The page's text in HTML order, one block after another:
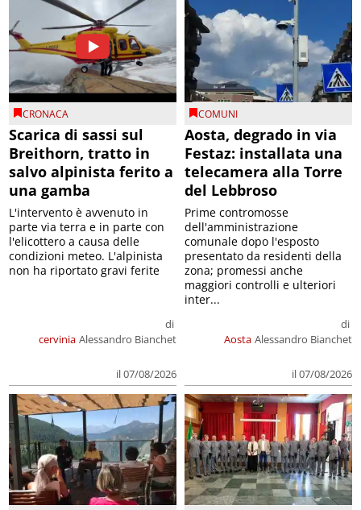
CRONACA
Scarica di sassi sul
Breithorn, tratto in
salvo alpinista ferito a
una gamba
cervinia
di
Alessandro Bianchet
il 07/08/2026
L'intervento è avvenuto in
parte via terra e in parte con
l'elicottero a causa delle
condizioni meteo. L'alpinista
non ha riportato gravi ferite
COMUNI
Aosta, degrado in via
Festaz: installata una
telecamera alla Torre
del Lebbroso
Aosta
di
Alessandro Bianchet
il 07/08/2026
Prime contromosse
dell'amministrazione
comunale dopo l'esposto
presentato da residenti della
zona; promessi anche
maggiori controlli e ulteriori
inter...